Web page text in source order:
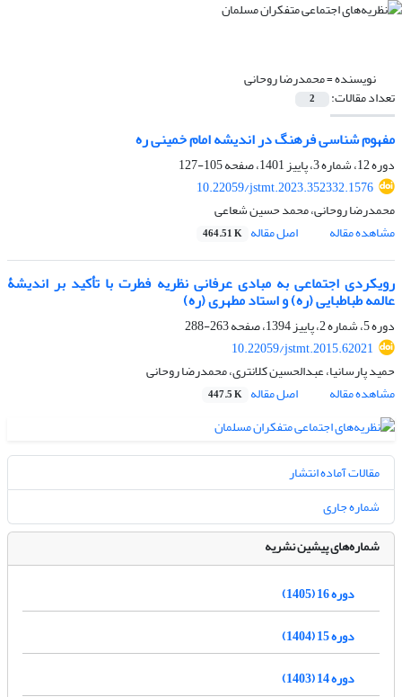
نویسنده =محمدرضا روحانی
تعداد مقالات: 2
مفهوم شناسی فرهنگ در اندیشه امام خمینی ره
دوره 12، شماره 3، پاییز 1401، صفحه
105-127
10.22059/jstmt.2023.352332.1576
محمدرضا روحانی، محمد حسین شعاعی
مشاهده مقاله
اصل مقاله 464.51 K
رویکردی اجتماعی به مبادی عرفانی نظریه فطرت با تأکید بر اندیشۀ
عالمه طباطبایی (ره) و استاد مطهری (ره)
دوره 5، شماره 2، پاییز 1394، صفحه
263-288
10.22059/jstmt.2015.62021
حمید پارسانیا، عبدالحسین کلانتری، محمدرضا روحانی
مشاهده مقاله
اصل مقاله 447.5 K
مقالات آماده انتشار
شماره جاری
شماره‌های پیشین نشریه
دوره 16 (1405)
دوره 15 (1404)
دوره 14 (1403)